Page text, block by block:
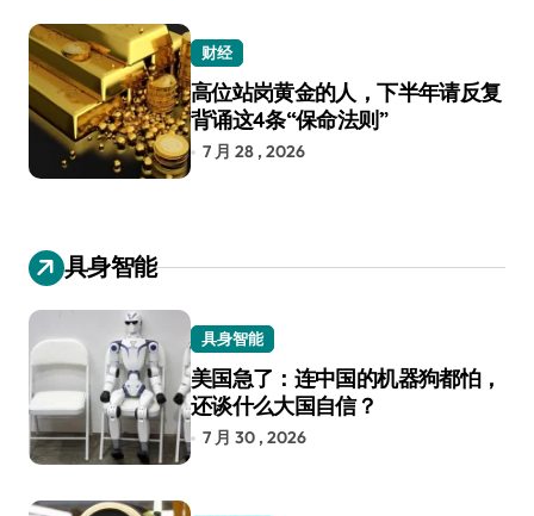
财经
高位站岗黄金的人，下半年请反复
背诵这4条“保命法则”
7 月 28 , 2026
具身智能
具身智能
美国急了：连中国的机器狗都怕，
还谈什么大国自信？
7 月 30 , 2026